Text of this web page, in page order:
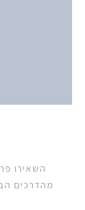
השאירו
מהדרכים